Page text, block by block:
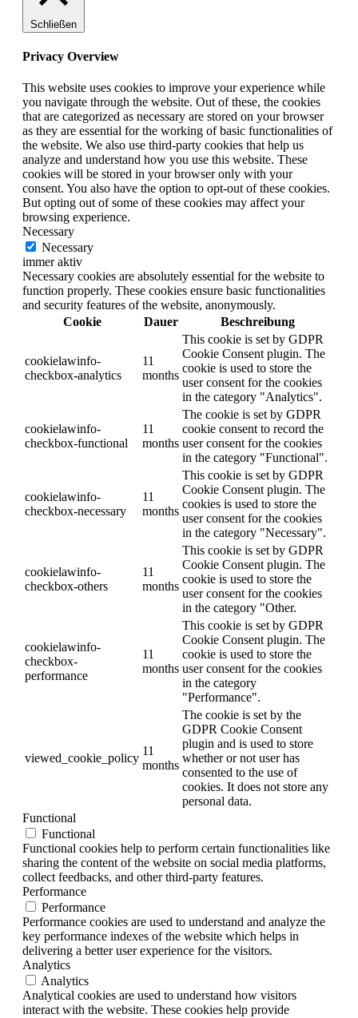
Schließen
Privacy Overview
This website uses cookies to improve your experience while
you navigate through the website. Out of these, the cookies
that are categorized as necessary are stored on your browser
as they are essential for the working of basic functionalities of
the website. We also use third-party cookies that help us
analyze and understand how you use this website. These
cookies will be stored in your browser only with your
consent. You also have the option to opt-out of these cookies.
But opting out of some of these cookies may affect your
browsing experience.
Necessary
Necessary
immer aktiv
Necessary cookies are absolutely essential for the website to
function properly. These cookies ensure basic functionalities
and security features of the website, anonymously.
Cookie
Dauer Beschreibung
cookielawinfo-
checkbox-analytics
11
months
This cookie is set by GDPR
Cookie Consent plugin. The
cookie is used to store the
user consent for the cookies
in the category "Analytics".
cookielawinfo-
checkbox-functional
11
months
The cookie is set by GDPR
cookie consent to record the
user consent for the cookies
in the category "Functional".
cookielawinfo-
checkbox-necessary
11
months
This cookie is set by GDPR
Cookie Consent plugin. The
cookies is used to store the
user consent for the cookies
in the category "Necessary".
cookielawinfo-
checkbox-others
11
months
This cookie is set by GDPR
Cookie Consent plugin. The
cookie is used to store the
user consent for the cookies
in the category "Other.
cookielawinfo-
checkbox-
performance
11
months
This cookie is set by GDPR
Cookie Consent plugin. The
cookie is used to store the
user consent for the cookies
in the category
"Performance".
viewed_cookie_policy
11
months
The cookie is set by the
GDPR Cookie Consent
plugin and is used to store
whether or not user has
consented to the use of
cookies. It does not store any
personal data.
Functional
Functional
Functional cookies help to perform certain functionalities like
sharing the content of the website on social media platforms,
collect feedbacks, and other third-party features.
Performance
Performance
Performance cookies are used to understand and analyze the
key performance indexes of the website which helps in
delivering a better user experience for the visitors.
Analytics
Analytics
Analytical cookies are used to understand how visitors
interact with the website. These cookies help provide